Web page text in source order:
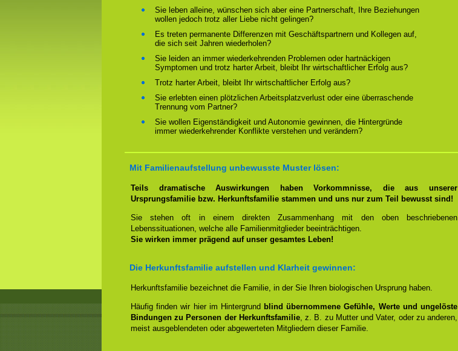
Sie leben alleine, wünschen sich aber eine Partnerschaft, Ihre Beziehungen
wollen jedoch trotz aller Liebe nicht gelingen?
Es treten permanente Differenzen mit Geschäftspartnern und Kollegen auf,
die sich seit Jahren wiederholen?
Sie leiden an immer wiederkehrenden Problemen oder hartnäckigen
Symptomen und trotz harter Arbeit, bleibt Ihr wirtschaftlicher Erfolg aus?
Trotz harter Arbeit, bleibt Ihr wirtschaftlicher Erfolg aus?
Sie erlebten einen plötzlichen Arbeitsplatzverlust oder eine überraschende
Trennung vom Partner?
Sie wollen Eigenständigkeit und Autonomie gewinnen, die Hintergründe
immer wiederkehrender Konflikte verstehen und verändern?
Mit Familienaufstellung unbewusste Muster lösen:
Teils dramatische Auswirkungen haben Vorkommnisse, die aus unserer
Ursprungsfamilie bzw. Herkunftsfamilie stammen und uns nur zum Teil bewusst sind!
Sie stehen oft in einem direkten Zusammenhang mit den oben beschriebenen
Lebenssituationen, welche alle Familienmitglieder beeinträchtigen.
Sie wirken immer prägend auf unser gesamtes Leben!
Die Herkunftsfamilie aufstellen und Klarheit gewinnen:
Herkunftsfamilie bezeichnet die Familie, in der Sie Ihren biologischen Ursprung haben.
Häufig finden wir hier im Hintergrund blind übernommene Gefühle, Werte und ungelöste
Bindungen zu Personen der Herkunftsfamilie, z. B. zu Mutter und Vater, oder zu anderen,
meist ausgeblendeten oder abgewerteten Mitgliedern dieser Familie.